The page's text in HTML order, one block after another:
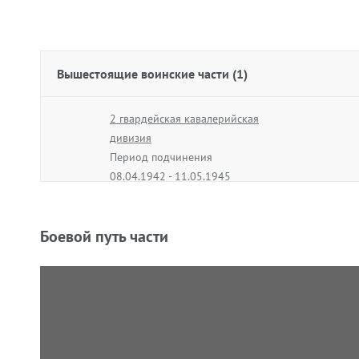
Вышестоящие воинские части (1)
2 гвардейская кавалерийская
дивизия
Период подчинения
08.04.1942 - 11.05.1945
Боевой путь части